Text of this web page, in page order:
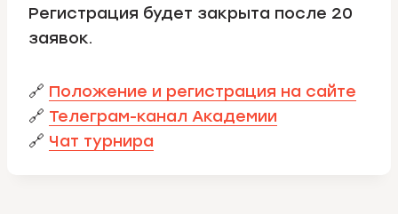
Регистрация будет закрыта после 20
заявок.
🔗 Положение и регистрация на сайте
🔗 Телеграм-канал Академии
🔗 Чат турнира